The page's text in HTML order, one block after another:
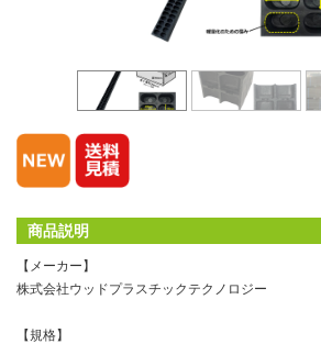
商品説明
【メーカー】
株式会社ウッドプラスチックテクノロジー
【規格】